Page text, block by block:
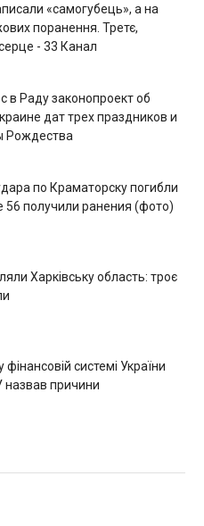
«самогубець», а на
поранення. Третє,
- 33 Канал
в Раду законопроект об
дат трех праздников и
Рождества
по Краматорску погибли
56 получили ранения (фото)
Харківську область: троє
фінансовій системі України
назвав причини